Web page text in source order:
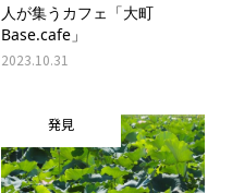
人が集うカフェ「大町
Base.cafe」
2023.10.31
発見